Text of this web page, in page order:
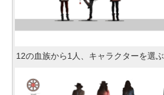
12の血族から1人、キャラクターを選ぶ